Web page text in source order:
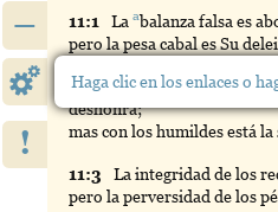
–
!
11:1 La abalanza falsa es
pero la pesa cabal es Su
11:2 Cuandoviene la
deshonra;
mas con los humildes está
11:3 La integridad de los
pero la perversidad de los
Haga clic en los enlaces o